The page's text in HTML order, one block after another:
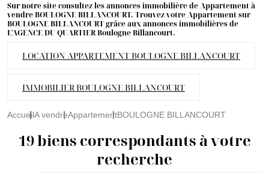
Sur notre site consultez les annonces immobilière de Appartement à
vendre BOULOGNE BILLANCOURT. Trouvez votre Appartement sur
BOULOGNE BILLANCOURT grâce aux annonces immobilières de
L'AGENCE DU QUARTIER Boulogne Billancourt.
LOCATION APPARTEMENT BOULOGNE BILLANCOURT
IMMOBILIER BOULOGNE BILLANCOURT
AccueilA vendreAppartementBOULOGNE BILLANCOURT
19 biens correspondants à votre
recherche